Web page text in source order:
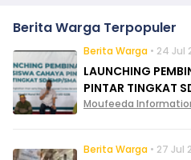
Berita Warga Terpopuler
Berita Warga • 24 Jul
LAUNCHING
PINTAR TINGKAT
Moufeeda
Berita Warga • 27 Jul